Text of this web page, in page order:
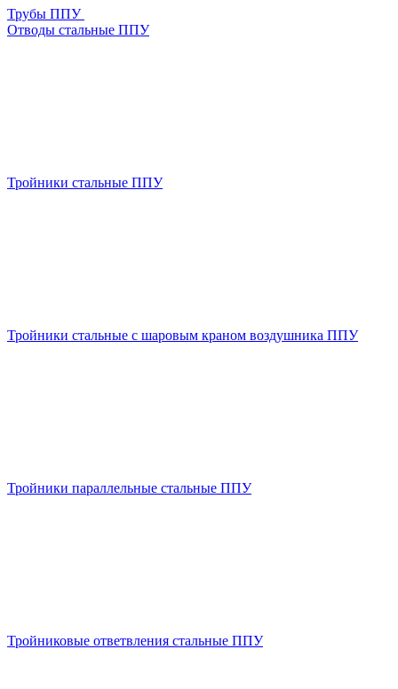
Трубы ППУ
Отводы стальные ППУ
Тройники стальные ППУ
Тройники стальные с шаровым краном воздушника ППУ
Тройники параллельные стальные ППУ
Тройниковые ответвления стальные ППУ